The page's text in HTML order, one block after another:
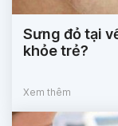
Sưng đỏ tại
khỏe trẻ?
Xem thêm